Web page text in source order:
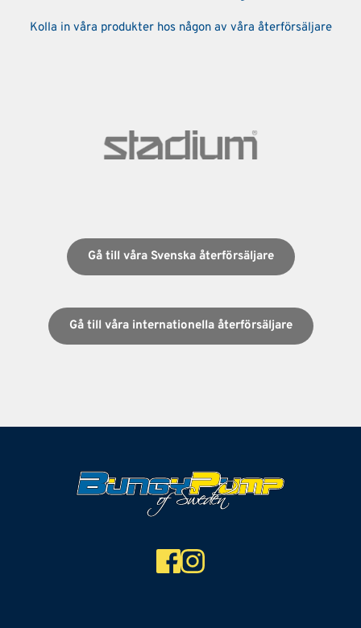
Kolla in våra produkter hos någon av våra återförsäljare
Gå till våra Svenska återförsäljare
Gå till våra internationella återförsäljare